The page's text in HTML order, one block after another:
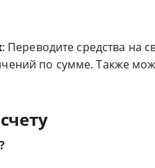
: Переводите средства на
по сумме. Также